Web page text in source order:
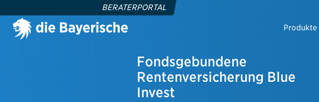
BERATERPORTAL
Produkte
Vermögen & Finanzierung
MehrZins Konto
Fondsgebundene
Rentenversicherung Blue
Invest